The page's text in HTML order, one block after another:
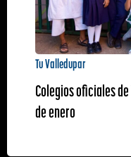
Tu Valledupar
Colegios oficiales
de enero